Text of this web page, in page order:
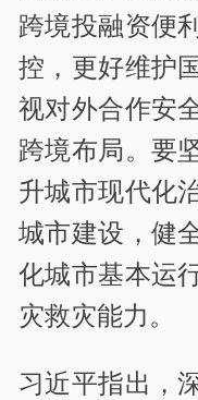
跨境投融资便
控，更好维护
视对外合作安
跨境布局。要
升城市现代化
城市建设，健
化城市基本运
灾救灾能力。
习近平指出，